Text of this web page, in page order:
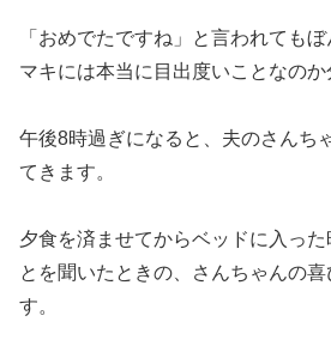
「おめでたですね」と言われても
マキには本当に目出度いことなのか
午後8時過ぎになると、夫のさんち
てきます。
夕食を済ませてからベッドに入っ
とを聞いたときの、さんちゃんの
す。